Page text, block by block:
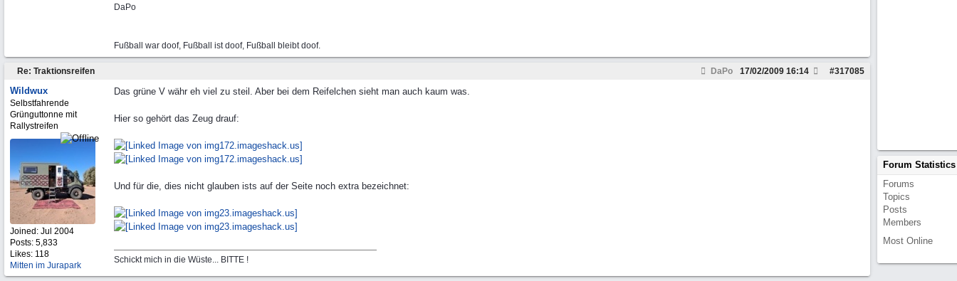
DaPo
Fußball war doof, Fußball ist doof, Fußball bleibt doof.
Re: Traktionsreifen DaPo #317085
17/02/2009 16:14
Wildwux
Selbstfahrende
Grünguttonne mit
Rallystreifen
Joined: Jul 2004
Posts: 5,833
Likes: 118
Mitten im Jurapark
Das grüne V währ eh viel zu steil. Aber bei dem Reifelchen sieht man auch kaum was.
Hier so gehört das Zeug drauf:
Und für die, dies nicht glauben ists auf der Seite noch extra bezeichnet:
Schickt mich in die Wüste... BITTE !
Forum Statistics
Forums
Topics
Posts
Members
Most Online